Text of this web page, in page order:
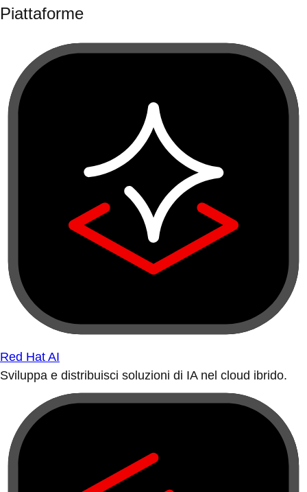
Piattaforme
Red Hat AI
Sviluppa e distribuisci soluzioni di IA nel cloud ibrido.